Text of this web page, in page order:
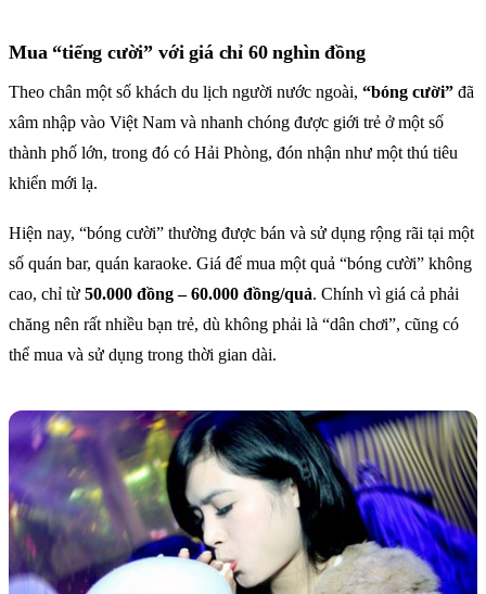
Mua “tiếng cười” với giá chỉ 60 nghìn đồng
Theo chân một số khách du lịch người nước ngoài, “bóng cười” đã
xâm nhập vào Việt Nam và nhanh chóng được giới trẻ ở một số
thành phố lớn, trong đó có Hải Phòng, đón nhận như một thú tiêu
khiển mới lạ.
Hiện nay, “bóng cười” thường được bán và sử dụng rộng rãi tại một
số quán bar, quán karaoke. Giá để mua một quả “bóng cười” không
cao, chỉ từ 50.000 đồng – 60.000 đồng/quả. Chính vì giá cả phải
chăng nên rất nhiều bạn trẻ, dù không phải là “dân chơi”, cũng có
thể mua và sử dụng trong thời gian dài.